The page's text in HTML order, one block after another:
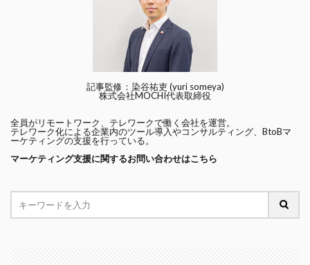
記事監修：染谷祐吏 (yuri someya)
株式会社MOCHI代表取締役
全員がリモートワーク、テレワークで働く会社を運営。
テレワーク化による企業内のツール導入やコンサルティング、BtoBマ
ーケティングの支援を行っている。
マーケティング支援に関するお問い合わせはこちら